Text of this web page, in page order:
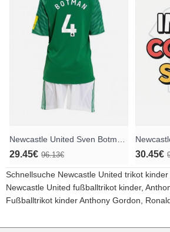
29.45€ 96.13€ 30.45€
Schnellsuche Newcastle United trikot
Newcastle United fußballtrikot kinder,
Fußballtrikot kinder Anthony Gordon